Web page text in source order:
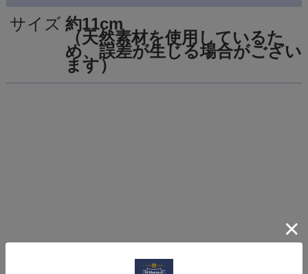
サイズ 約11cm
（天然素材を使用しているた
め、誤差が生じる場合がござい
ます）